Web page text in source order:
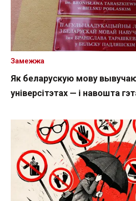
Як беларускую мову
універсітэтах — і навошта
Замежжа